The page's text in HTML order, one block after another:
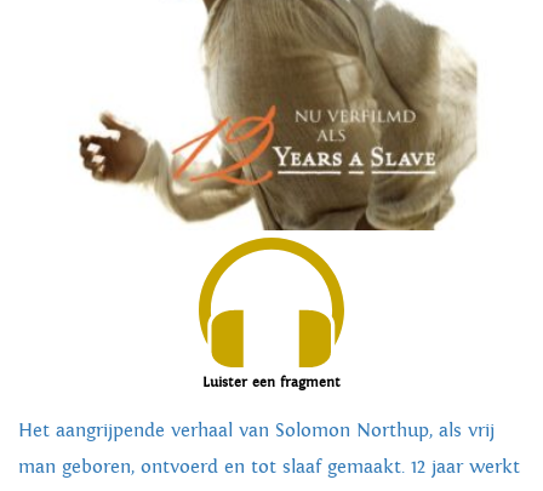
Luister een fragment
Het aangrijpende verhaal van Solomon Northup, als vrij
man geboren, ontvoerd en tot slaaf gemaakt. 12 jaar werkt